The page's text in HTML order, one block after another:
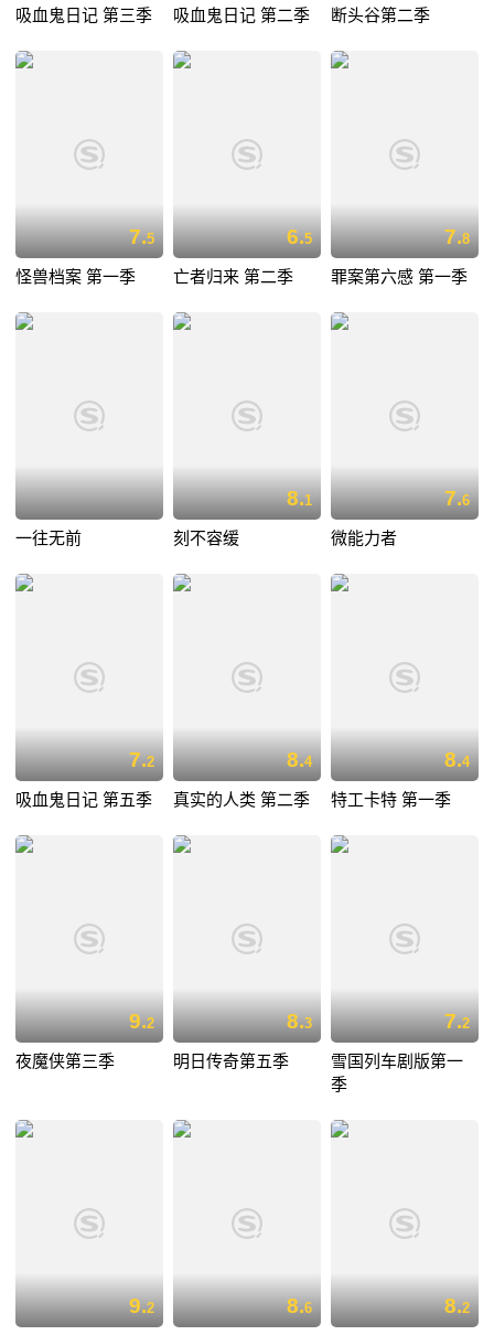
吸血鬼日记 第三季 吸血鬼日记 第二季 断头谷第二季
7.5
怪兽档案 第一季
6.5
亡者归来 第二季
7.8
罪案第六感 第一季
一往无前
8.1
刻不容缓
7.6
微能力者
7.2
吸血鬼日记 第五季
8.4
真实的人类 第二季
8.4
特工卡特 第一季
9.2
夜魔侠第三季
8.3
明日传奇第五季
7.2
雪国列车剧版第一
季
9.2 8.6 8.2